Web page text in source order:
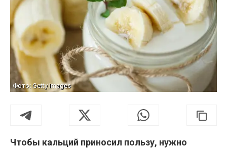
Фото: Getty Images
Чтобы кальций приносил пользу, нужно